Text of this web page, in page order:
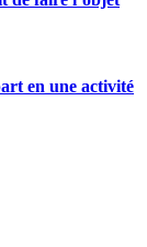
en une activité